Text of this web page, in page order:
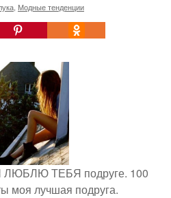
Модные тенденции
ЛЮБЛЮ ТЕБЯ подруге. 100
моя лучшая подруга.